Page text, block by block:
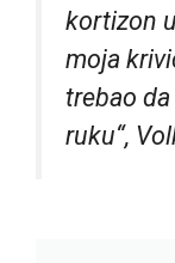
kortizon
moja
trebao
ruku“,